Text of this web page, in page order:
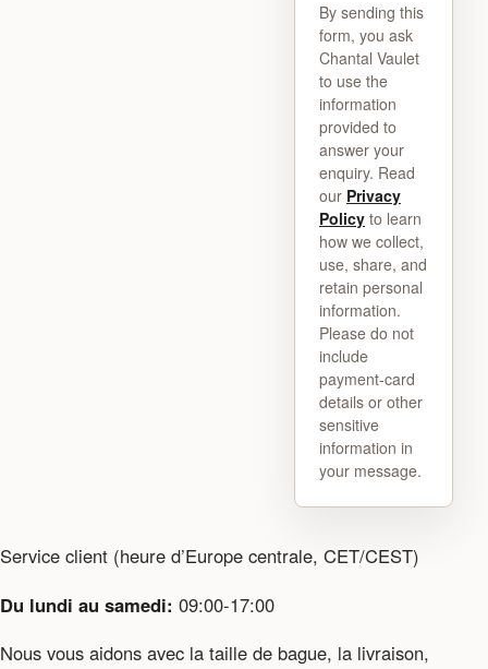
By sending this
form, you ask
Chantal Vaulet
to use the
information
provided to
answer your
enquiry. Read
our Privacy
Policy to learn
how we collect,
use, share, and
retain personal
information.
Please do not
include
payment-card
details or other
sensitive
information in
your message.
Service client (heure d’Europe centrale, CET/CEST)
Du lundi au samedi: 09:00-17:00
Nous vous aidons avec la taille de bague, la livraison,